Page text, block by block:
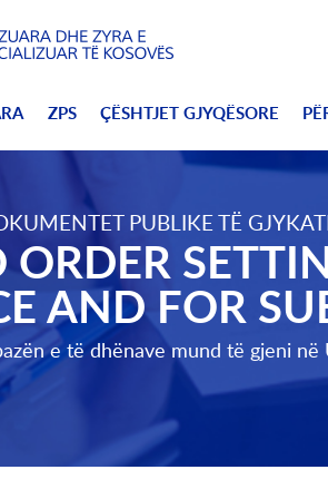
ZPS ÇËSHTJET GJYQËSORE
PUBLIKE TË
for a Status Conference and for
AND FOR
e të dhënave mund të gjeni në